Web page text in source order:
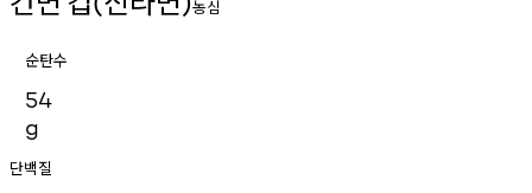
농심
순탄수
54
g
단백질